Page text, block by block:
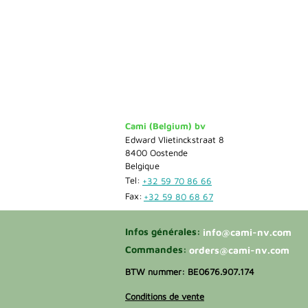
Cami (Belgium) bv
Edward Vlietinckstraat 8
8400 Oostende
Belgique
Tel: +32 59 70 86 66
Fax: +32 59 80 68 67
Infos générales: info@cami-nv.com
Commandes:orders@cami-nv.com
BTW nummer: BE0676.907.174
Conditions de vente